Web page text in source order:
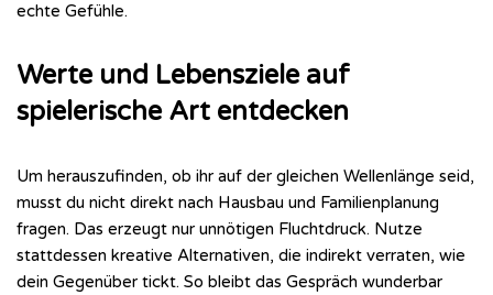
echte Gefühle.
Werte und Lebensziele auf
spielerische Art entdecken
Um herauszufinden, ob ihr auf der gleichen Wellenlänge seid,
musst du nicht direkt nach Hausbau und Familienplanung
fragen. Das erzeugt nur unnötigen Fluchtdruck. Nutze
stattdessen kreative Alternativen, die indirekt verraten, wie
dein Gegenüber tickt. So bleibt das Gespräch wunderbar